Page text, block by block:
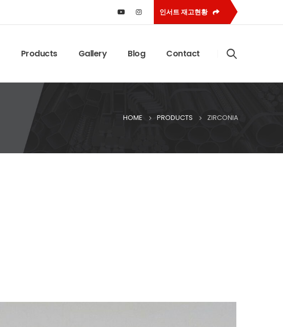
인서트 재고현황
Products Gallery Blog Contact
HOME PRODUCTS ZIRCONIA